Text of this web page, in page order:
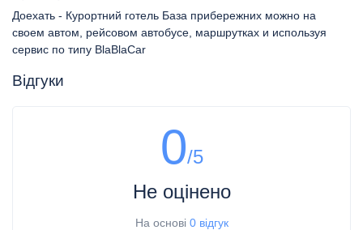
Доехать - Курортний готель База прибережних можно на
своем автом, рейсовом автобусе, маршрутках и используя
сервис по типу BlaBlaCar
Відгуки
0/5
Не оцінено
На основі 0 відгук